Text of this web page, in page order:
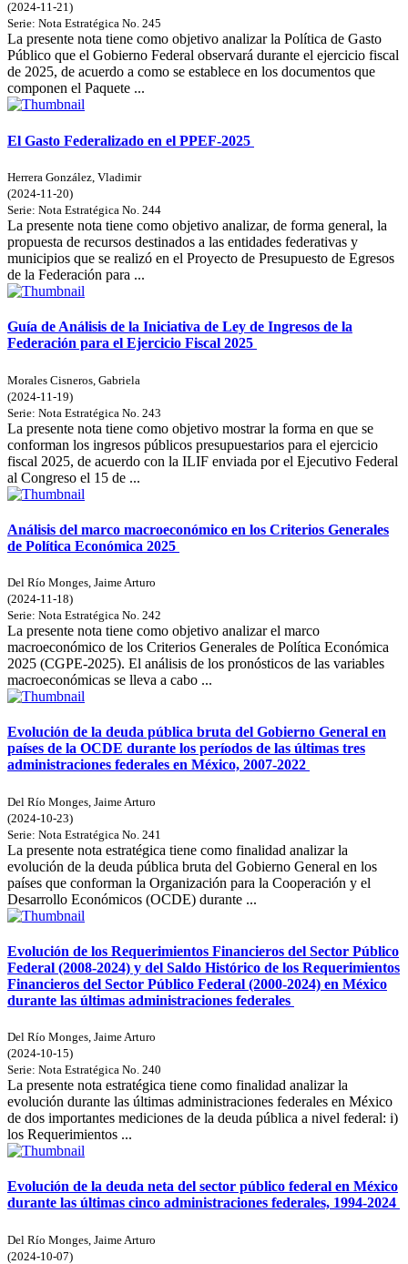
(2024-11-21)
Serie: Nota Estratégica No. 245
La presente nota tiene como objetivo analizar la Política de Gasto
Público que el Gobierno Federal observará durante el ejercicio fiscal
de 2025, de acuerdo a como se establece en los documentos que
componen el Paquete ...
El Gasto Federalizado en el PPEF-2025
Herrera González, Vladimir
(2024-11-20)
Serie: Nota Estratégica No. 244
La presente nota tiene como objetivo analizar, de forma general, la
propuesta de recursos destinados a las entidades federativas y
municipios que se realizó en el Proyecto de Presupuesto de Egresos
de la Federación para ...
Guía de Análisis de la Iniciativa de Ley de Ingresos de la
Federación para el Ejercicio Fiscal 2025
Morales Cisneros, Gabriela
(2024-11-19)
Serie: Nota Estratégica No. 243
La presente nota tiene como objetivo mostrar la forma en que se
conforman los ingresos públicos presupuestarios para el ejercicio
fiscal 2025, de acuerdo con la ILIF enviada por el Ejecutivo Federal
al Congreso el 15 de ...
Análisis del marco macroeconómico en los Criterios Generales
de Política Económica 2025
Del Río Monges, Jaime Arturo
(2024-11-18)
Serie: Nota Estratégica No. 242
La presente nota tiene como objetivo analizar el marco
macroeconómico de los Criterios Generales de Política Económica
2025 (CGPE-2025). El análisis de los pronósticos de las variables
macroeconómicas se lleva a cabo ...
Evolución de la deuda pública bruta del Gobierno General en
países de la OCDE durante los períodos de las últimas tres
administraciones federales en México, 2007-2022
Del Río Monges, Jaime Arturo
(2024-10-23)
Serie: Nota Estratégica No. 241
La presente nota estratégica tiene como finalidad analizar la
evolución de la deuda pública bruta del Gobierno General en los
países que conforman la Organización para la Cooperación y el
Desarrollo Económicos (OCDE) durante ...
Evolución de los Requerimientos Financieros del Sector Público
Federal (2008-2024) y del Saldo Histórico de los Requerimientos
Financieros del Sector Público Federal (2000-2024) en México
durante las últimas administraciones federales
Del Río Monges, Jaime Arturo
(2024-10-15)
Serie: Nota Estratégica No. 240
La presente nota estratégica tiene como finalidad analizar la
evolución durante las últimas administraciones federales en México
de dos importantes mediciones de la deuda pública a nivel federal: i)
los Requerimientos ...
Evolución de la deuda neta del sector público federal en México
durante las últimas cinco administraciones federales, 1994-2024
Del Río Monges, Jaime Arturo
(2024-10-07)